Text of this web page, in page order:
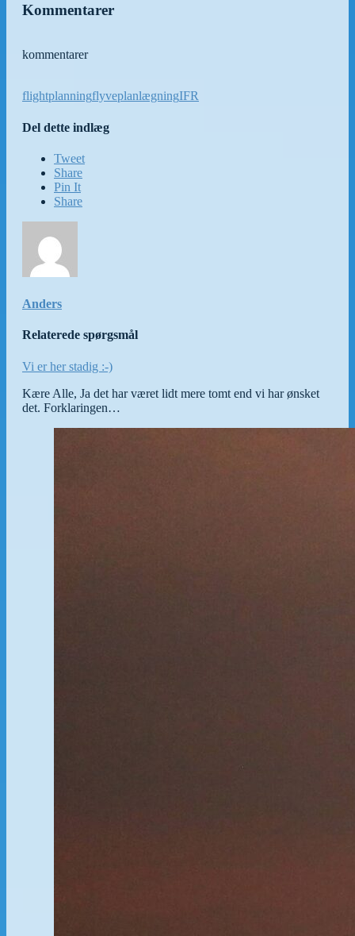
Kommentarer
kommentarer
flightplanningflyveplanlægningIFR
Del dette indlæg
Tweet
Share
Pin It
Share
Anders
Relaterede spørgsmål
Vi er her stadig :-)
Kære Alle, Ja det har været lidt mere tomt end vi har ønsket
det. Forklaringen…